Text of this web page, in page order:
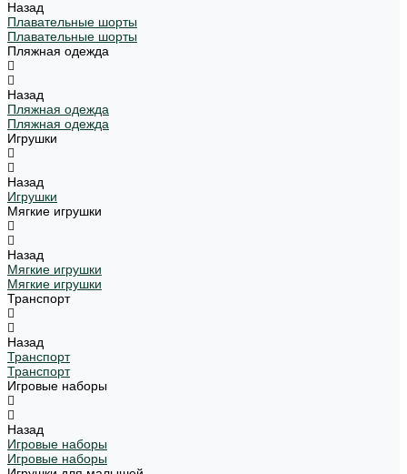
Назад
Плавательные шорты
Плавательные шорты
Пляжная одежда
Назад
Пляжная одежда
Пляжная одежда
Игрушки
Назад
Игрушки
Мягкие игрушки
Назад
Мягкие игрушки
Мягкие игрушки
Транспорт
Назад
Транспорт
Транспорт
Игровые наборы
Назад
Игровые наборы
Игровые наборы